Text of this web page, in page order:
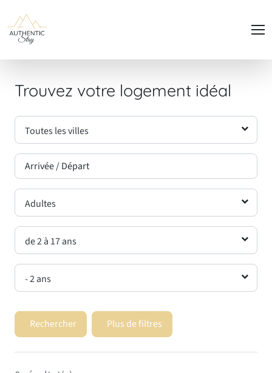
Trouvez votre logement idéal
Toutes les villes
Adultes
de 2 à 17 ans
- 2 ans
Rechercher Plus de filtres